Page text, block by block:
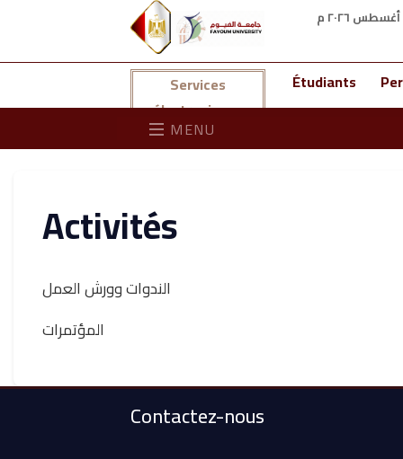
Services
électroniques
Étudiants
MENU
Activités
الندوات وورش العمل
المؤتمرات
Contactez-nous